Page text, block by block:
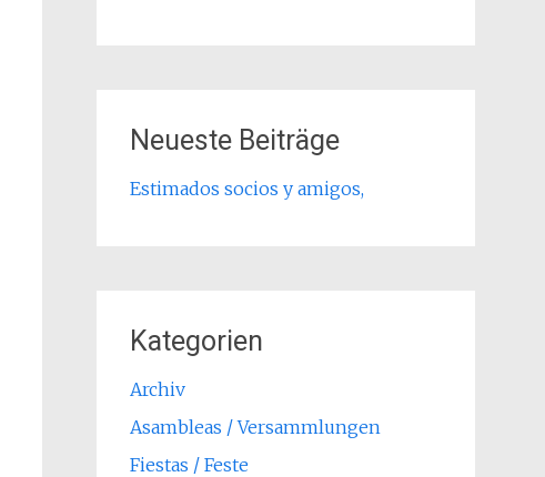
Neueste Beiträge
Estimados socios y amigos,
Kategorien
Archiv
Asambleas / Versammlungen
Fiestas / Feste